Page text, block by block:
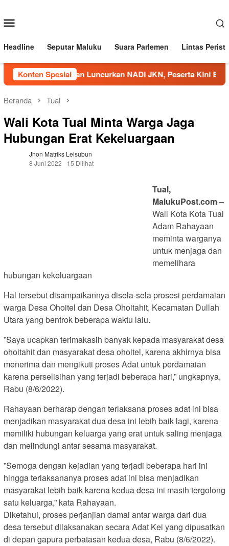
konten
Headline Seputar Maluku Suara Parlemen Lintas
Konten Spesial
BPJS Kesehatan Luncurkan NADI JKN, Peserta Kini Bisa
Beranda Tual
Wali Kota Tual Minta Warga Jaga
Hubungan Erat Kekeluargaan
Jhon Matriks Leisubun
8 Juni 2022
15 Dilihat
Tual,
MalukuPost.com–
Wali Kota Kota Tual
Adam Rahayaan
meminta warganya
untuk menjaga dan
memelihara
hubungan kekeluargaan
Hal tersebut disampaikannya disela-sela prosesi perdamaian
warga Desa Ohoitel dan Desa Ohoitahit, Kecamatan Dullah
Utara yang bentrok beberapa waktu lalu.
”Saya ucapkan terimakasih banyak kepada masyarakat desa
ohoitahit dan masyarakat desa ohoitel, karena akhirnya bisa
menerima dan mengikuti proses Adat untuk perdamaian
karena perselisihan yang terjadi beberapa hari,” ungkapnya,
Rabu (8/6/2022).
Rahayaan berharap dengan terlaksana proses adat ini bisa
menjadikan masyarakat dua desa ini lebih baik lagi, karena
memiliki hubungan keluarga yang erat untuk saling menjaga
dan melindungi antar sesama masyarakat.
”Semoga dengan kejadian yang terjadi beberapa hari ini
hingga terlaksananya proses adat ini bisa menjadikan
masyarakat lebih baik karena kedua desa ini masih tergolong
satu keluarga,” kata Rahayaan.
Diketahui, proses perjanjian damai antar warga dari dua
desa tersebut dilaksanakan secara Adat Kei yang dipusatkan
di depan gapura perbatasan kedua desa, Rabu (8/6/2022).